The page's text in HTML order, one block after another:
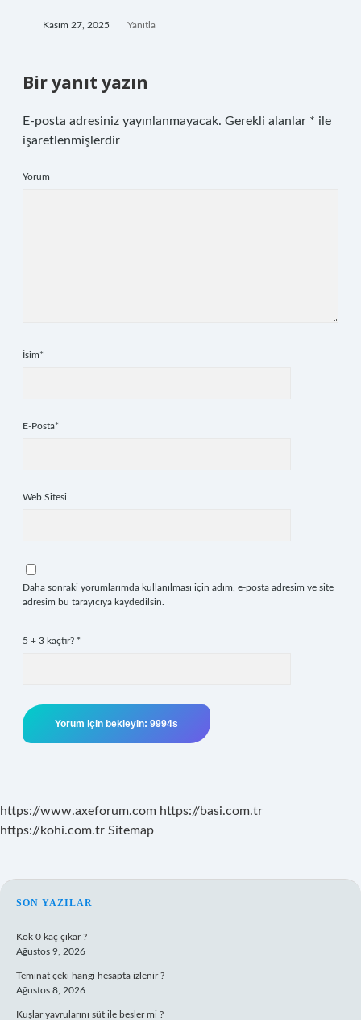
Kasım 27, 2025 Yanıtla
Bir yanıt yazın
E-posta adresiniz yayınlanmayacak. Gerekli alanlar * ile
işaretlenmişlerdir
Yorum
İsim*
E-Posta*
Web Sitesi
Daha sonraki yorumlarımda kullanılması için adım, e-posta adresim ve site
adresim bu tarayıcıya kaydedilsin.
5 + 3 kaçtır? *
https://www.axeforum.com https://basi.com.tr
https://kohi.com.tr Sitemap
SIDEBAR
SON YAZILAR
Kök 0 kaç çıkar ?
Ağustos 9, 2026
Teminat çeki hangi hesapta izlenir ?
Ağustos 8, 2026
Kuşlar yavrularını süt ile besler mi ?